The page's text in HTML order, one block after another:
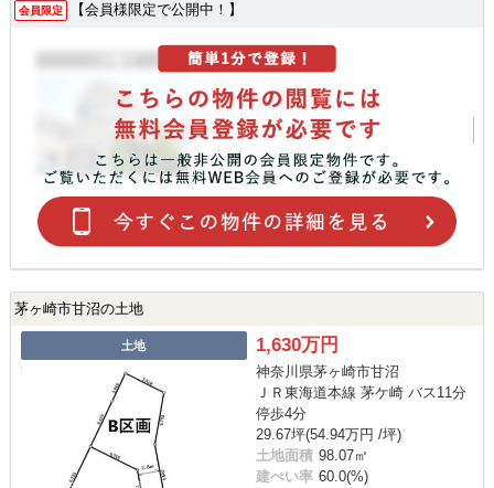
会員限定 【会員様限定で公開中！】
茅ヶ崎市甘沼の土地
土地 1,630万円
神奈川県茅ヶ崎市甘沼
ＪＲ東海道本線 茅ケ崎 バス11分
停歩4分
29.67坪(54.94万円 /坪)
土地面積 98.07㎡
建ぺい率 60.0(%)